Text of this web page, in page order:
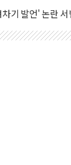
주불 진화...인
보 EX90…'올 터
1시간36분만에
무관…자료는 전·
참가자 3만 명 돌